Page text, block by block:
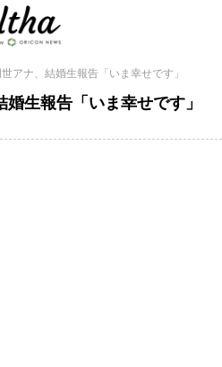
アナ、結婚生報告「いま幸せです」
生報告「いま幸せです」